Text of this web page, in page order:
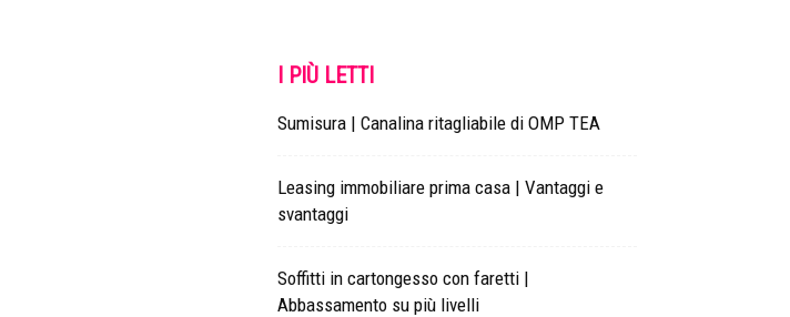
I PIÙ LETTI
Sumisura | Canalina ritagliabile di OMP TEA
Leasing immobiliare prima casa | Vantaggi e
svantaggi
Soffitti in cartongesso con faretti |
Abbassamento su più livelli